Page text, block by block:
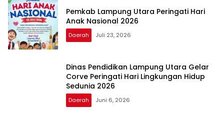
Pemkab Lampung Utara Peringati Hari
Anak Nasional 2026
Daerah Juli 23, 2026
Dinas Pendidikan Lampung Utara Gelar
Corve Peringati Hari Lingkungan Hidup
Sedunia 2026
Daerah Juni 6, 2026